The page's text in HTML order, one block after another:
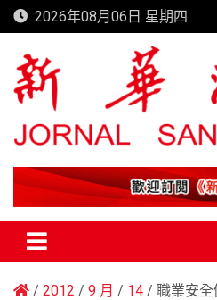
Skip
to
content
2026年08月06日 星期四
新華澳報
2012 9 月 14 職業安